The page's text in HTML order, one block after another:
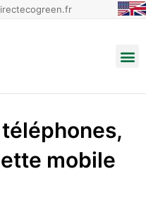
mobile